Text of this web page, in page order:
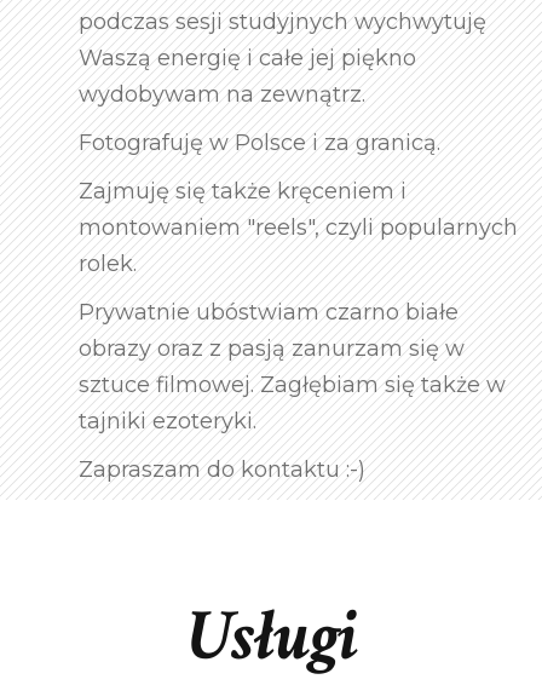
podczas sesji studyjnych wychwytuję
Waszą energię i całe jej piękno
wydobywam na zewnątrz.
Fotografuję w Polsce i za granicą.
Zajmuję się także kręceniem i
montowaniem "reels", czyli popularnych
rolek.
Prywatnie ubóstwiam czarno białe
obrazy oraz z pasją zanurzam się w
sztuce filmowej. Zagłębiam się także w
tajniki ezoteryki.
Zapraszam do kontaktu :-)
Usługi